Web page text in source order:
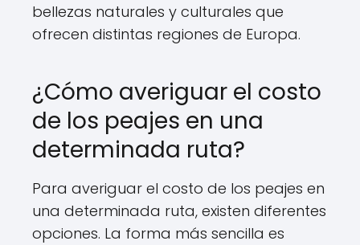
bellezas naturales y culturales que
ofrecen distintas regiones de Europa.
¿Cómo averiguar el costo
de los peajes en una
determinada ruta?
Para averiguar el costo de los peajes en
una determinada ruta, existen diferentes
opciones. La forma más sencilla es